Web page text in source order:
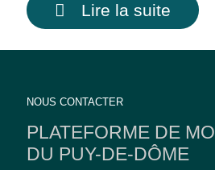
Lire la suite
NOUS CONTACTER
PLATEFORME DE
DU PUY-DE-DÔME